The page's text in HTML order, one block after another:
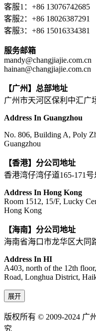
客服1：+86 13076742685
客服2：+86 18026387291
客服3：+86 15016334381
服务邮箱
mandy@changjiajie.com.cn
hainan@changjiajie.com.cn
【广州】总部地址
广州市天河区保利中汇广
Address In Guangzhou
No. 806, Building A, Poly
Guangzhou
【香港】分公司地址
香港湾仔湾仔道165-171
Address In Hong Kong
Room 1512, 15/F, Lucky
Hong Kong
【海南】分公司地址
海南省海口市龙华区大同
Address In HI
A403, north of the 12th
Road, Longhua District,
展开
版权所有 © 2009-2024 广
究